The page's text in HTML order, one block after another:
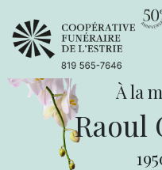
À la
Raoul